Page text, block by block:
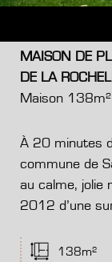
MAISON DE
DE LA
Maison
À 20 minutes
commune de
au calme, jolie
2012 d’une
138m²